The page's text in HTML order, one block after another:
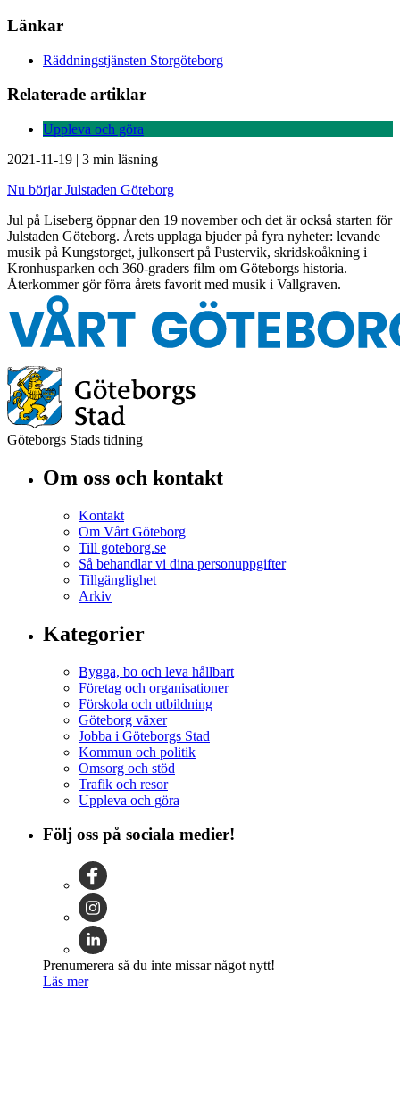
Länkar
Räddningstjänsten Storgöteborg
Relaterade artiklar
Uppleva och göra
2021-11-19 | 3 min läsning
Nu börjar Julstaden Göteborg
Jul på Liseberg öppnar den 19 november och det är också starten för
Julstaden Göteborg. Årets upplaga bjuder på fyra nyheter: levande
musik på Kungstorget, julkonsert på Pustervik, skridskoåkning i
Kronhusparken och 360-graders film om Göteborgs historia.
Återkommer gör förra årets favorit med musik i Vallgraven.
Göteborgs Stads tidning
Om oss och kontakt
Kontakt
Om Vårt Göteborg
Till goteborg.se
Så behandlar vi dina personuppgifter
Tillgänglighet
Arkiv
Kategorier
Bygga, bo och leva hållbart
Företag och organisationer
Förskola och utbildning
Göteborg växer
Jobba i Göteborgs Stad
Kommun och politik
Omsorg och stöd
Trafik och resor
Uppleva och göra
Följ oss på sociala medier!
Prenumerera så du inte missar något nytt!
Läs mer